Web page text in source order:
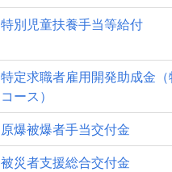
特別児童扶養手当等給付
特定求職者雇用開発助成金
コース）
原爆被爆者手当交付金
被災者支援総合交付金